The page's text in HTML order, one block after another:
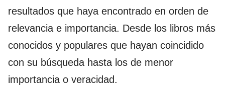
resultados que haya encontrado en orden de
relevancia e importancia. Desde los libros más
conocidos y populares que hayan coincidido
con su búsqueda hasta los de menor
importancia o veracidad.